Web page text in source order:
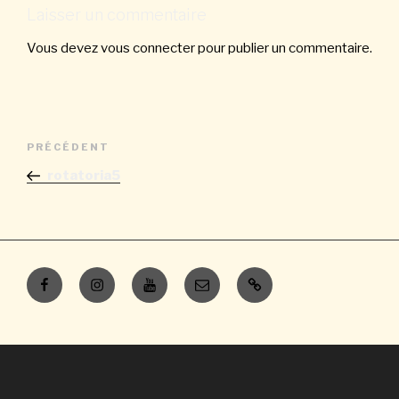
Vous devezvous connecterpour publier un commentaire.
Navigation
l’article
Article
précédent
PRÉCÉDENT
FacebookInstagramYoutubeE-
mail
Contacts